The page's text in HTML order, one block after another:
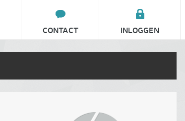
INLOGGEN
CONTACT